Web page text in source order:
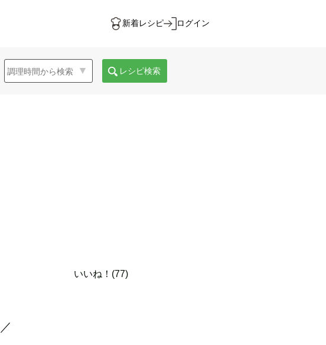
新着レシピ ログイン
レシピ検索
いいね！(77)
／